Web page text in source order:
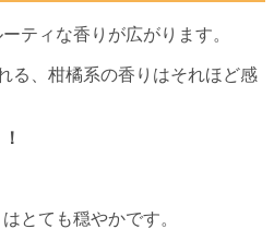
ティな香りが広がります。
る、柑橘系の香りはそれほど感
とても穏やかです。